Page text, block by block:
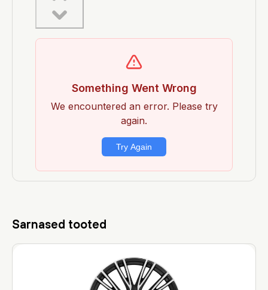
Sarnased tooted